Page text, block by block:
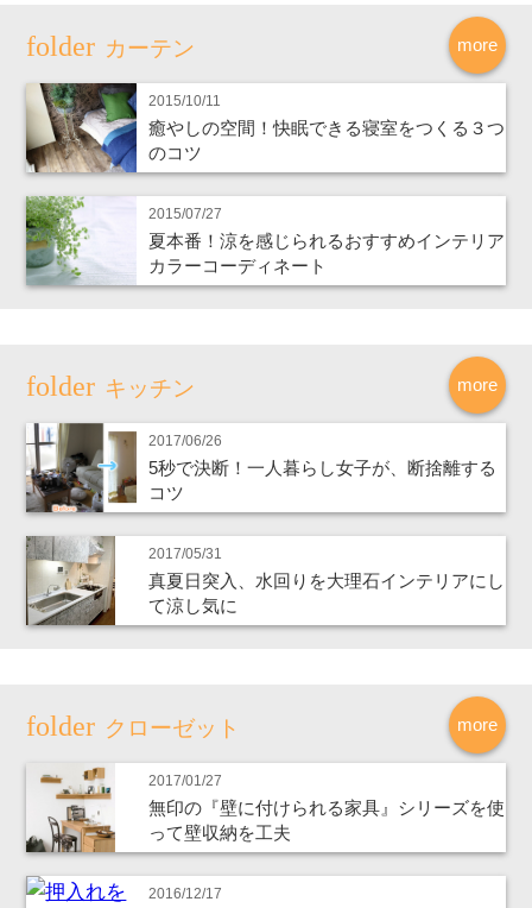
more
カーテン
2015/10/11
癒やしの空間！快眠できる寝室をつくる３つ
のコツ
2015/07/27
夏本番！涼を感じられるおすすめインテリア
カラーコーディネート
more
キッチン
2017/06/26
5秒で決断！一人暮らし女子が、断捨離する
コツ
2017/05/31
真夏日突入、水回りを大理石インテリアにし
て涼し気に
more
クローゼット
2017/01/27
無印の『壁に付けられる家具』シリーズを使
って壁収納を工夫
2016/12/17